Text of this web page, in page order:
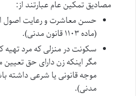
مصادیق تمکین عام عبارتند از:
حسن معاشرت و رعایت اصول
(ماده ۱۱۰۳ قانون مدنی).
سکونت در منزلی که مرد تهیه
مگر اینکه زن دارای حق
مدنی).